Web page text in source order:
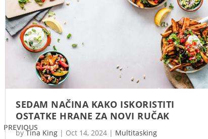
PREVIOUS
SEDAM NAČINA KAKO ISKORISTITI
OSTATKE HRANE ZA NOVI RUČAK
by Tina King | Oct 14, 2024 | Multitasking